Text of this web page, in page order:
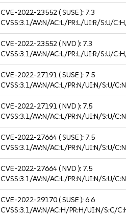
CVE-2022-23552( SUSE ): 7.3
CVSS:3.1/AV:N/AC:L/PR:L/UI:R/S:U/
CVE-2022-23552( NVD ): 7.3
CVSS:3.1/AV:N/AC:L/PR:L/UI:R/S:U/
CVE-2022-27191( SUSE ): 7.5
CVSS:3.1/AV:N/AC:L/PR:N/UI:N/S:U/
CVE-2022-27191( NVD ): 7.5
CVSS:3.1/AV:N/AC:L/PR:N/UI:N/S:U/
CVE-2022-27664( SUSE ): 7.5
CVSS:3.1/AV:N/AC:L/PR:N/UI:N/S:U/
CVE-2022-27664( NVD ): 7.5
CVSS:3.1/AV:N/AC:L/PR:N/UI:N/S:U/
CVE-2022-29170( SUSE ):6.6
CVSS:3.1/AV:N/AC:H/PR:H/UI:N/S:C/